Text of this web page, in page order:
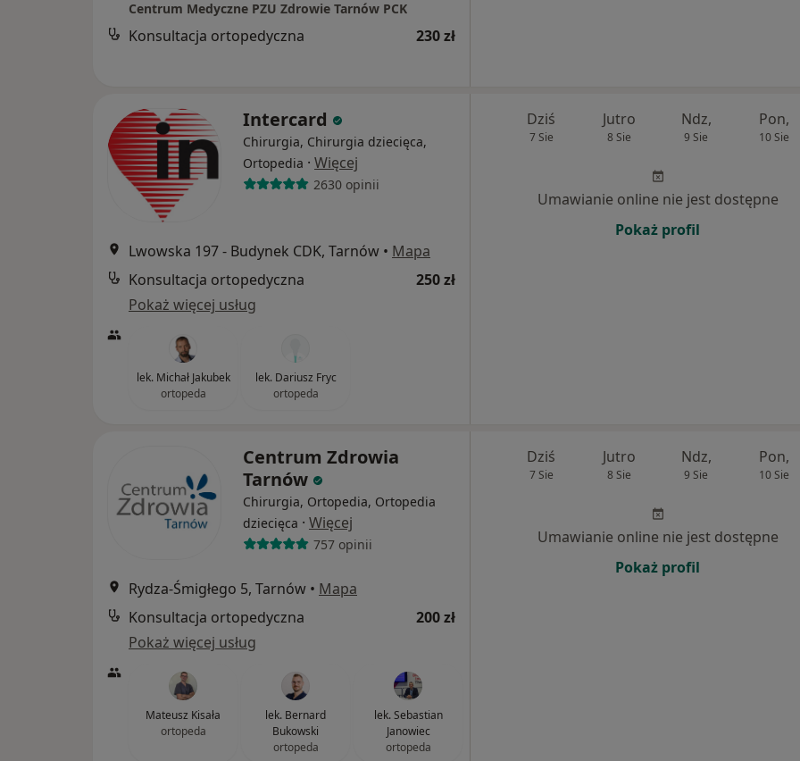
Centrum Medyczne PZU Zdrowie Tarnów PCK
Konsultacja ortopedyczna 230 zł
Intercard
Chirurgia, Chirurgia dziecięca,
Ortopedia · Więcej
2630 opinii
Lwowska 197 - Budynek CDK, Tarnów • Mapa
Konsultacja ortopedyczna
250 zł
Pokaż więcej usług
lek. Michał Jakubek
ortopeda
lek. Dariusz Fryc
ortopeda
Dziś
7 Sie
Jutro
8 Sie
Ndz,
9 Sie
Pon,
10 Sie
Umawianie online nie jest dostępne
Pokaż profil
Centrum Zdrowia
Tarnów
Chirurgia, Ortopedia, Ortopedia
dziecięca · Więcej
757 opinii
Rydza-Śmigłego 5, Tarnów • Mapa
Konsultacja ortopedyczna
200 zł
Pokaż więcej usług
Mateusz Kisała
ortopeda
lek. Bernard
Bukowski
ortopeda
lek. Sebastian
Janowiec
ortopeda
Dziś
7 Sie
Jutro
8 Sie
Ndz,
9 Sie
Pon,
10 Sie
Umawianie online nie jest dostępne
Pokaż profil